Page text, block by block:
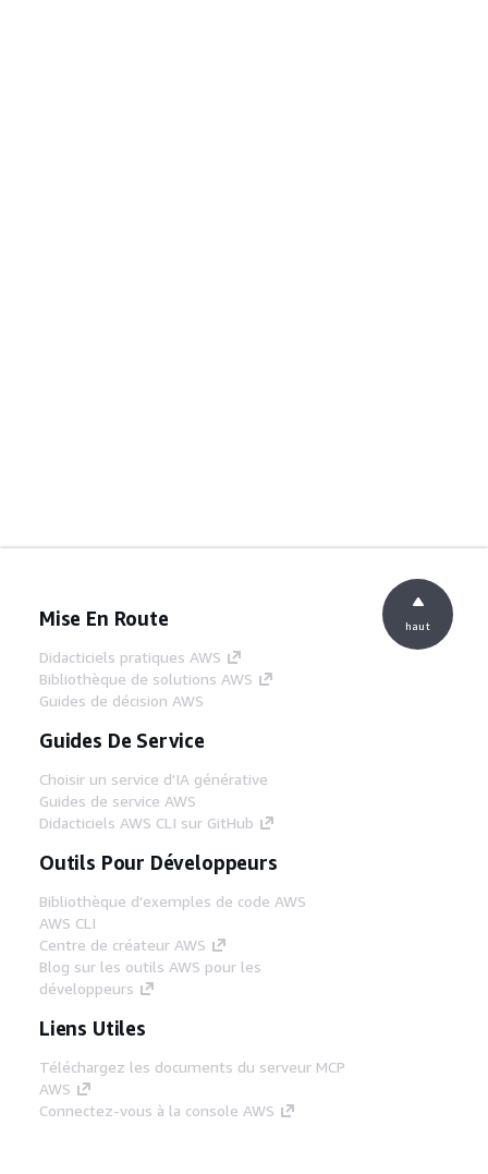
Mise En Route
Didacticiels pratiques AWS
Bibliothèque de solutions AWS
Guides de décision AWS
Guides De Service
Choisir un service d'IA générative
Guides de service AWS
Didacticiels AWS CLI sur GitHub
Outils Pour Développeurs
Bibliothèque d'exemples de code AWS
AWS CLI
Centre de créateur AWS
Blog sur les outils AWS pour les
développeurs
Liens Utiles
Téléchargez les documents du serveur MCP
AWS
Connectez-vous à la console AWS
haut